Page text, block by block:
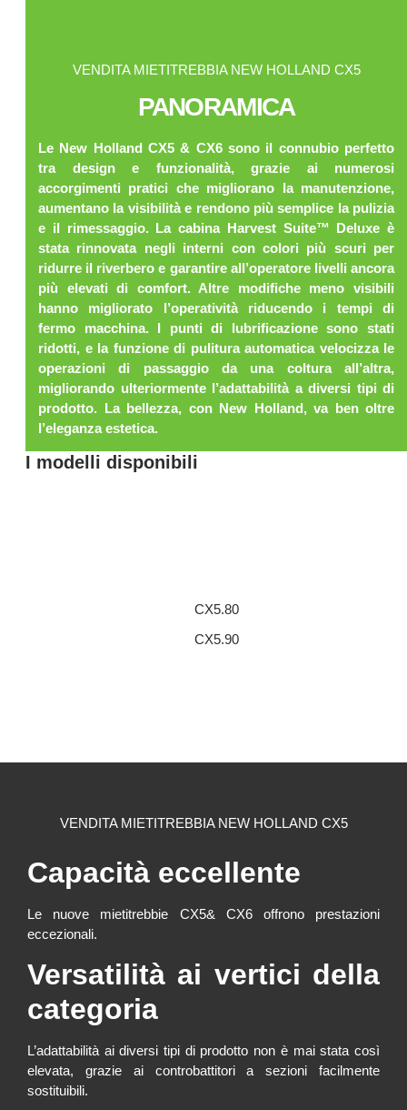
VENDITA MIETITREBBIA NEW HOLLAND CX5
PANORAMICA
Le New Holland CX5 & CX6 sono il connubio perfetto
tra design e funzionalità, grazie ai numerosi
accorgimenti pratici che migliorano la manutenzione,
aumentano la visibilità e rendono più semplice la pulizia
e il rimessaggio. La cabina Harvest Suite™ Deluxe è
stata rinnovata negli interni con colori più scuri per
ridurre il riverbero e garantire all’operatore livelli ancora
più elevati di comfort. Altre modifiche meno visibili
hanno migliorato l’operatività riducendo i tempi di
fermo macchina. I punti di lubrificazione sono stati
ridotti, e la funzione di pulitura automatica velocizza le
operazioni di passaggio da una coltura all’altra,
migliorando ulteriormente l’adattabilità a diversi tipi di
prodotto. La bellezza, con New Holland, va ben oltre
l’eleganza estetica.
I modelli disponibili
CX5.80
CX5.90
VENDITA MIETITREBBIA NEW HOLLAND CX5
Capacità eccellente
Le nuove mietitrebbie CX5& CX6 offrono prestazioni
eccezionali.
Versatilità ai vertici della
categoria
L’adattabilità ai diversi tipi di prodotto non è mai stata così
elevata, grazie ai controbattitori a sezioni facilmente
sostituibili.